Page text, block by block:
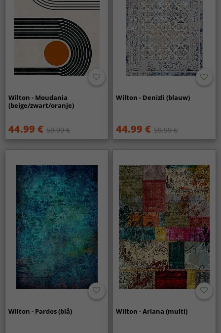
Wilton - Moudania
(beige/zwart/oranje)
44.99 € 59.99 €
Wilton - Denizli (blauw)
44.99 € 59.99 €
Wilton - Pardos (blå) Wilton - Ariana (multi)